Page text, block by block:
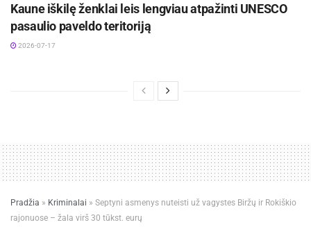
Kaune iškilę ženklai leis lengviau atpažinti UNESCO
pasaulio paveldo teritoriją
2026-07-17
Pradžia » Kriminalai » Septyni asmenys nuteisti už vagystes Biržų ir Rokiškio
rajonuose – žala virš 30 tūkst. eurų